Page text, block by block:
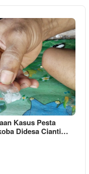
Kasus Pesta
Didesa Cianti…